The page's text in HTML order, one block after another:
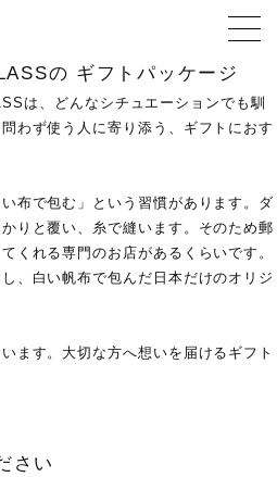
ABOUT
の ギフトパッケージ
は、どんなシチュエーションでも馴
わず使う人に寄り添う、ギフトにおす
布で包む」という習慣があります。ダ
りと覆い、糸で縫います。そのため郵
くれる専門のお店があるくらいです。
、白い帆布で包んだ日本だけのオリジ
ます。大切な方へ想いを届けるギフト
さい